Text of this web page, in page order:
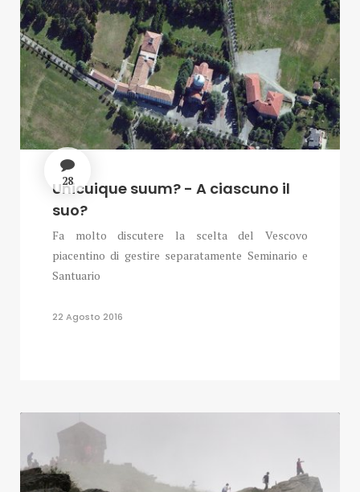
28
Unicuique suum? - A ciascuno il
suo?
Fa molto discutere la scelta del Vescovo
piacentino di gestire separatamente Seminario e
Santuario
22 Agosto 2016